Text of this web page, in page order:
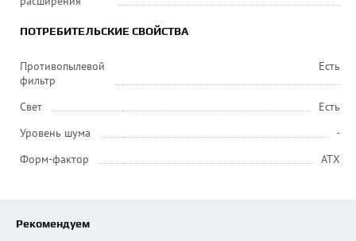
ПОТРЕБИТЕЛЬСКИЕ СВОЙСТВА
Противопылевой
фильтр
Есть
Свет
Есть
Уровень шума
-
Форм-фактор
ATX
Рекомендуем